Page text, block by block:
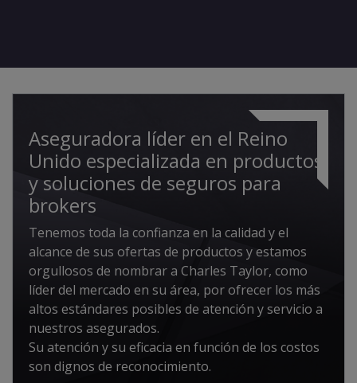
Aseguradora líder en el Reino
Unido especializada en productos
y soluciones de seguros para
brokers
Tenemos toda la confianza en la calidad y el
alcance de sus ofertas de productos y estamos
orgullosos de nombrar a Charles Taylor, como
líder del mercado en su área, por ofrecer los más
altos estándares posibles de atención y servicio a
nuestros asegurados.
Su atención y su eficacia en función de los costos
son dignos de reconocimiento.